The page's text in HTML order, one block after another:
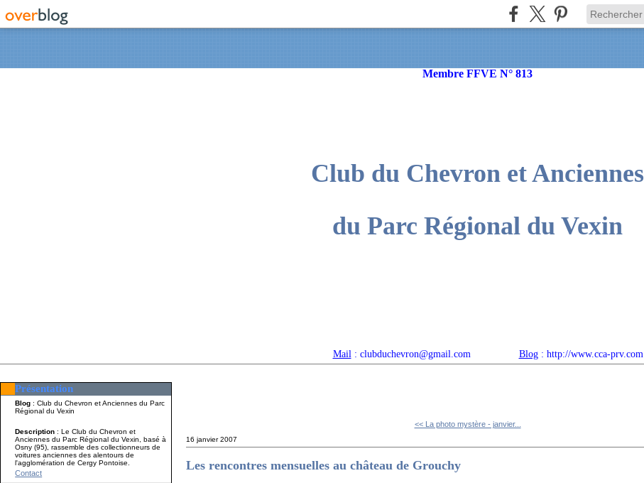
Membre FFVE N° 813
Club du Chevron et Anciennes
du Parc Régional du Vexin
Mail : clubduchevron@gmail.com Blog: http://www.cca-prv.com
Présentation
Blog : Club du Chevron et Anciennes du Parc
Régional du Vexin
Description: Le Club du Chevron et
Anciennes du Parc Régional du Vexin, basé à
Osny (95), rassemble des collectionneurs de
voitures anciennes des alentours de
l'agglomération de Cergy Pontoise.
Contact
<< La photo mystère - janvier...
16 janvier 2007
Les rencontres mensuelles au château de Grouchy